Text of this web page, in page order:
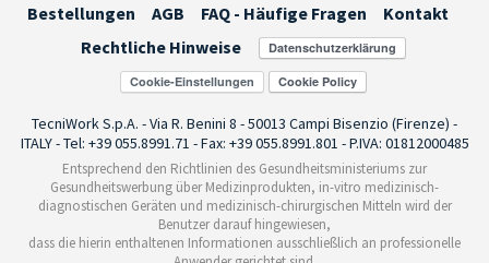
Bestellungen
AGB FAQ - Häufige Fragen
Kontakt
Rechtliche Hinweise
Cookie-Einstellungen
TecniWork S.p.A. - Via R. Benini 8 - 50013 Campi Bisenzio (Firenze) -
ITALY - Tel: +39 055.8991.71 - Fax: +39 055.8991.801 - P.IVA: 01812000485
Entsprechend den Richtlinien des Gesundheitsministeriums zur
Gesundheitswerbung über Medizinprodukten, in-vitro medizinisch-
diagnostischen Geräten und medizinisch-chirurgischen Mitteln wird der
Benutzer darauf hingewiesen,
dass die hierin enthaltenen Informationen ausschließlich an professionelle